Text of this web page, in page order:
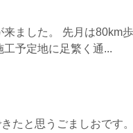
ました。 先月は80km
予定地に足繁く通...
たと思うごましおです